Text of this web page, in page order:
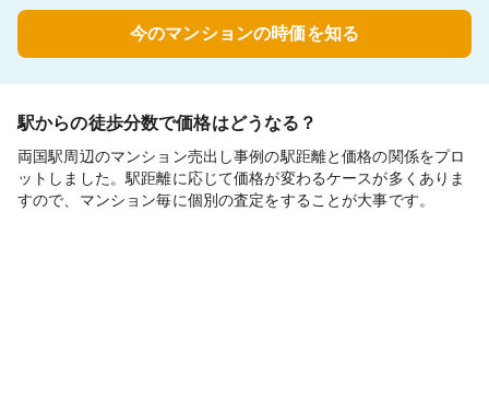
今のマンションの時価を知る
駅からの徒歩分数で価格はどうなる？
両国駅周辺のマンション売出し事例の駅距離と価格の関係をプロ
ットしました。駅距離に応じて価格が変わるケースが多くありま
すので、マンション毎に個別の査定をすることが大事です。